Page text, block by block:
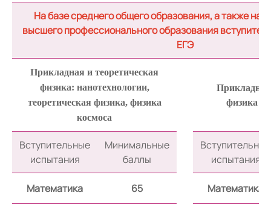
На базе среднего общего образования, а также на
высшего профессионального образования
ЕГЭ
Прикладная и теоретическая
физика: нанотехнологии,
теоретическая физика, физика
космоса
физика в
Вступительные
испытания
Минимальные
баллы
Вступительные
испытания
Математика 65 Математика